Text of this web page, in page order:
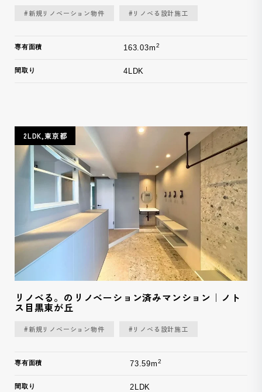
#新規リノベーション物件 #リノベる設計施工
専有面積 163.03m2
間取り 4LDK
2LDK,東京都
リノベる。のリノベーション済みマンション｜ノト
ス目黒東が丘
#新規リノベーション物件 #リノベる設計施工
専有面積 73.59m2
間取り 2LDK